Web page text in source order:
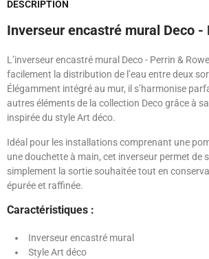
DESCRIPTION
Inverseur encastré mural Deco -
L’inverseur encastré mural Deco - Perrin &
facilement la distribution de l’eau entre deux
Élégamment intégré au mur, il s’harmonise
autres éléments de la collection Deco grâce à
inspirée du style Art déco.
Idéal pour les installations comprenant une
une douchette à main, cet inverseur permet de
simplement la sortie souhaitée tout en
épurée et raffinée.
Caractéristiques :
Inverseur encastré mural
Style Art déco